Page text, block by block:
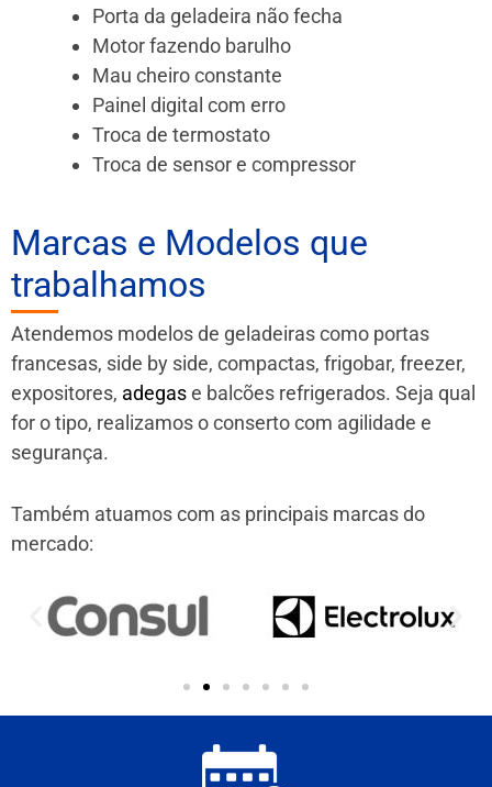
Porta da geladeira não fecha
Motor fazendo barulho
Mau cheiro constante
Painel digital com erro
Troca de termostato
Troca de sensor e compressor
Marcas e Modelos que
trabalhamos
Atendemos modelos de geladeiras como portas
francesas, side by side, compactas, frigobar, freezer,
expositores, adegase balcões refrigerados. Seja qual
for o tipo, realizamos o conserto com agilidade e
segurança.
Também atuamos com as principais marcas do
mercado: